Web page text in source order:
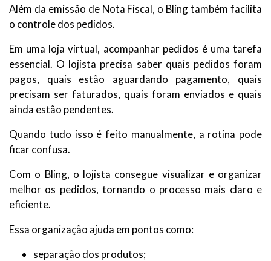
Além da emissão de Nota Fiscal, o Bling também facilita
o controle dos pedidos.
Em uma loja virtual, acompanhar pedidos é uma tarefa
essencial. O lojista precisa saber quais pedidos foram
pagos, quais estão aguardando pagamento, quais
precisam ser faturados, quais foram enviados e quais
ainda estão pendentes.
Quando tudo isso é feito manualmente, a rotina pode
ficar confusa.
Com o Bling, o lojista consegue visualizar e organizar
melhor os pedidos, tornando o processo mais claro e
eficiente.
Essa organização ajuda em pontos como:
separação dos produtos;